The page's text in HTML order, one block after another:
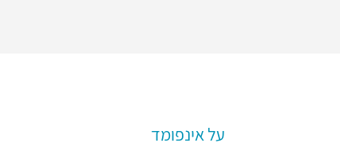
על אינפומד